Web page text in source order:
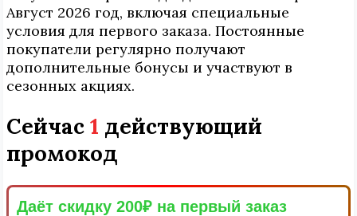
Август 2026 год, включая специальные
условия для первого заказа. Постоянные
покупатели регулярно получают
дополнительные бонусы и участвуют в
сезонных акциях.
Сейчас 1 действующий
промокод
Даёт скидку 200₽ на первый заказ